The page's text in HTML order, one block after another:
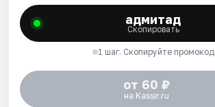
адмитад
Скопировать
1 шаг. Скопируйте промокод
от 60 ₽
на Kassir.ru